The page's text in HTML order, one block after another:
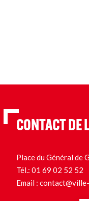
CONTACT DE
Place du Général de
Tél.: 01 69 02 52 52
Email :